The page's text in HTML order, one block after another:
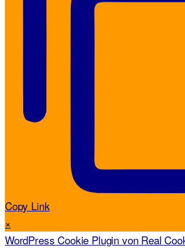
Copy Link
×
WordPress Cookie Plugin von Real